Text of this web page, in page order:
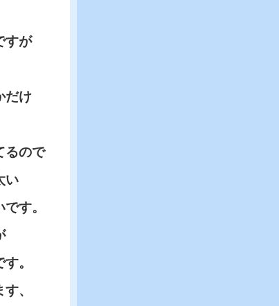
すが
だけ
るので
い
す。
。
、